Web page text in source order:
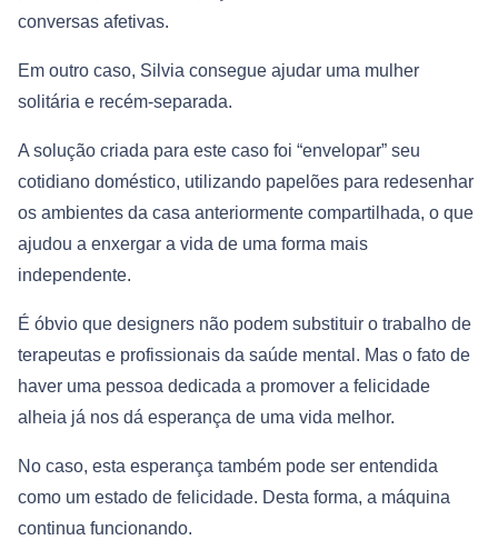
conversas afetivas.
Em outro caso, Silvia consegue ajudar uma mulher
solitária e recém-separada.
A solução criada para este caso foi “envelopar” seu
cotidiano doméstico, utilizando papelões para redesenhar
os ambientes da casa anteriormente compartilhada, o que
ajudou a enxergar a vida de uma forma mais
independente.
É óbvio que designers não podem substituir o trabalho de
terapeutas e profissionais da saúde mental. Mas o fato de
haver uma pessoa dedicada a promover a felicidade
alheia já nos dá esperança de uma vida melhor.
No caso, esta esperança também pode ser entendida
como um estado de felicidade. Desta forma, a máquina
continua funcionando.